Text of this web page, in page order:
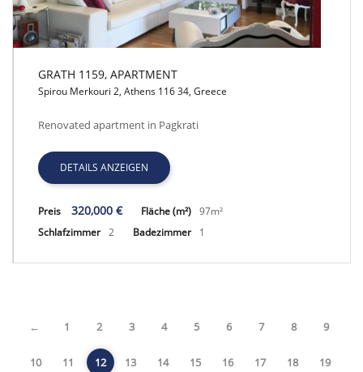
GRATH 1159, APARTMENT
GRATH 1159, APARTMENT
Spirou Merkouri 2, Athens 116 34, Greece
Renovated apartment in Pagkrati
DETAILS ANZEIGEN
Preis 320,000 € Fläche (m²) 97m²
Schlafzimmer 2 Badezimmer 1
← 1 2 3 4 5 6 7 8 9
10 11 12 13 14 15 16 17 18 19